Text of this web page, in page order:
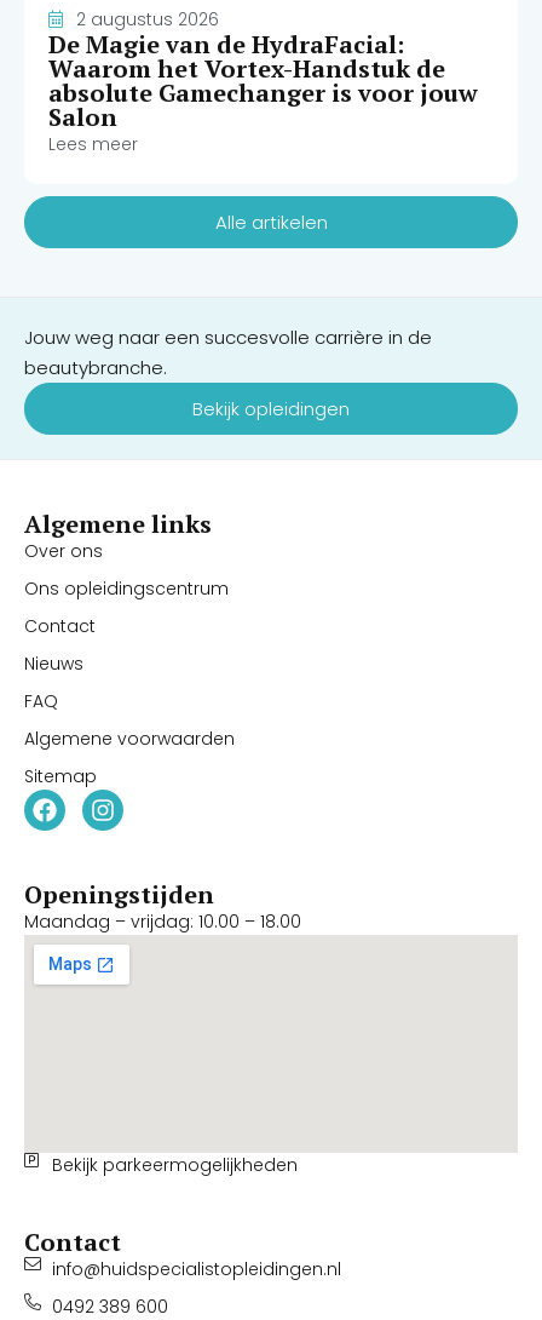
2 augustus 2026
De Magie van de HydraFacial:
Waarom het Vortex-Handstuk de
absolute Gamechanger is voor jouw
Salon
Lees meer
Alle artikelen
Jouw weg naar een succesvolle carrière in de
beautybranche.
Bekijk opleidingen
Algemene links
Over ons
Ons opleidingscentrum
Contact
Nieuws
FAQ
Algemene voorwaarden
Sitemap
Openingstijden
Maandag – vrijdag: 10.00 – 18.00
Bekijk parkeermogelijkheden
Contact
info@huidspecialistopleidingen.nl
0492 389 600